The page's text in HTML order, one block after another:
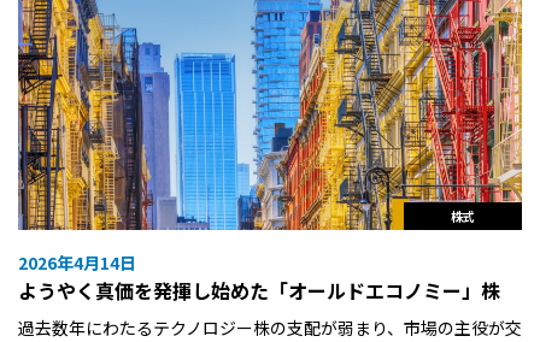
株式
2026年4月14日
ようやく真価を発揮し始めた「オールドエコノミー」株
過去数年にわたるテクノロジー株の支配が弱まり、市場の主役が交